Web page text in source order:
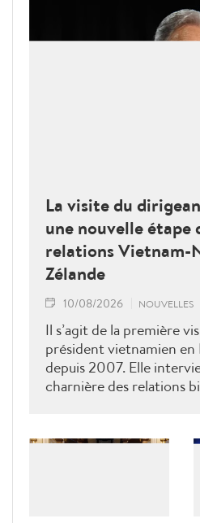
La visite du
une nouvelle étape
relations Vietnam-
Zélande
10/08/2026 NOUVELLES
Il s’agit de la première
président vietnamien
depuis 2007. Elle
charnière des relations
la coopération au